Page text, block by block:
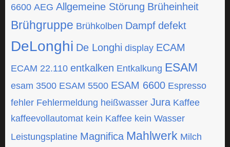
6600 AEG Allgemeine Störung Brüheinheit
Brühgruppe Brühkolben Dampf defekt
DeLonghi De Longhi display ECAM
ECAM 22.110 entkalken Entkalkung ESAM
esam 3500 ESAM 5500 ESAM 6600 Espresso
fehler Fehlermeldung heißwasser Jura Kaffee
kaffeevollautomat kein Kaffee kein Wasser
Leistungsplatine Magnifica Mahlwerk Milch